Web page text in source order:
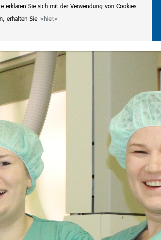
erklären Sie sich mit der Verwendung von Cookies
erhalten Sie
hier.